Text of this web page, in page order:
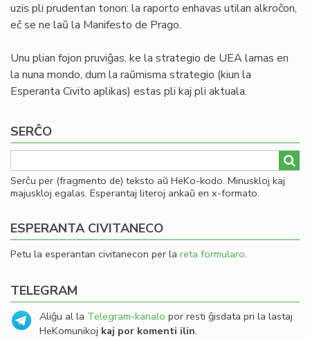
uzis pli prudentan tonon: la raporto enhavas utilan alkroĉon,
eĉ se ne laŭ la Manifesto de Prago.
Unu plian fojon pruviĝas, ke la strategio de UEA lamas en
la nuna mondo, dum la raŭmisma strategio (kiun la
Esperanta Civito aplikas) estas pli kaj pli aktuala.
SERĈO
Serĉu per (fragmento de) teksto aŭ HeKo-kodo. Minuskloj kaj
majuskloj egalas. Esperantaj literoj ankaŭ en x-formato.
ESPERANTA CIVITANECO
Petu la esperantan civitanecon per la reta formularo.
TELEGRAM
Aliĝu al la Telegram-kanalo por resti ĝisdata pri la lastaj
HeKomunikoj kaj por komenti ilin.